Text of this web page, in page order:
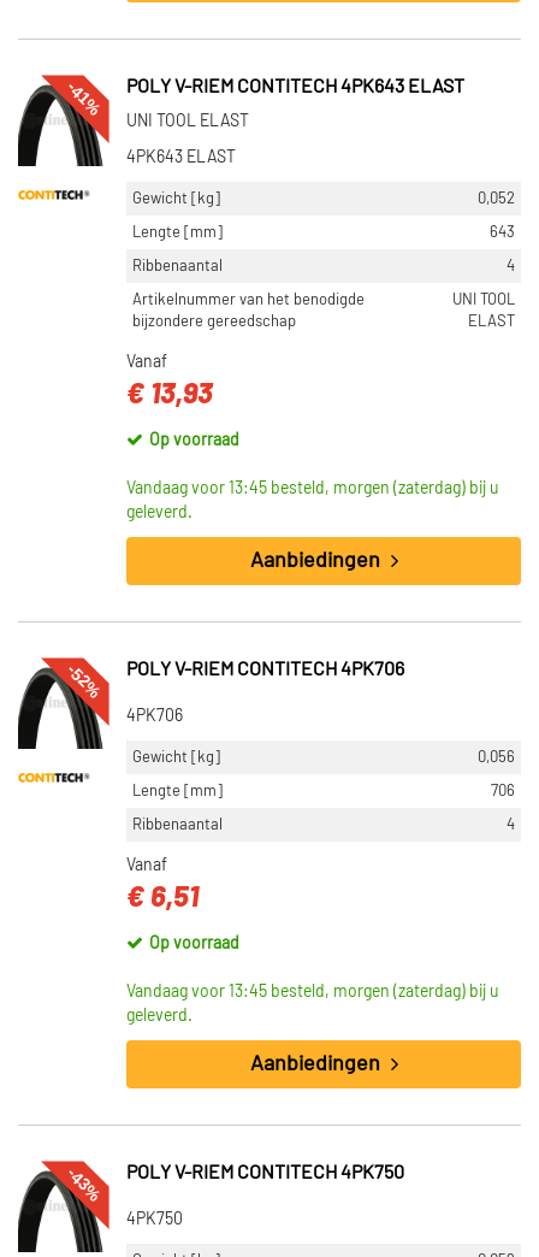
-41% POLY V-RIEM CONTITECH 4PK643 ELAST
UNI TOOL ELAST
4PK643 ELAST
Gewicht [kg]
0,052
Lengte [mm]
643
Ribbenaantal
4
Artikelnummer van het benodigde
bijzondere gereedschap
UNI TOOL
ELAST
Vanaf
€ 13,93
Op voorraad
Vandaag voor 13:45 besteld, morgen (zaterdag) bij u
geleverd.
Aanbiedingen
-52% POLY V-RIEM CONTITECH 4PK706
4PK706
Gewicht [kg]
0,056
Lengte [mm]
706
Ribbenaantal
4
Vanaf
€ 6,51
Op voorraad
Vandaag voor 13:45 besteld, morgen (zaterdag) bij u
geleverd.
Aanbiedingen
-43% POLY V-RIEM CONTITECH 4PK750
4PK750